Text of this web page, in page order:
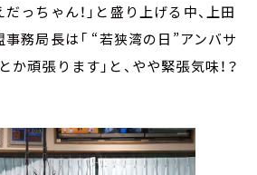
っちゃん！」と盛り上げる中、上田
事務局長は「 “若狭湾の日”アンバサ
頑張ります」と、やや緊張気味！？